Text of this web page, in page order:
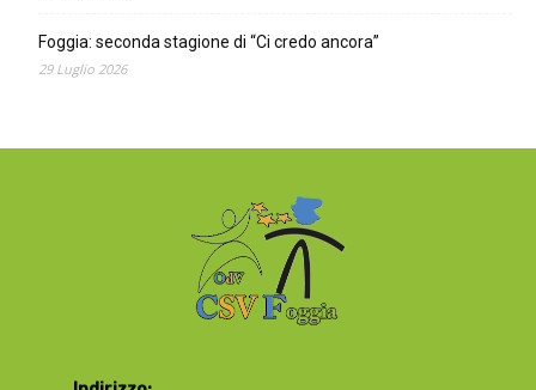
Foggia: seconda stagione di “Ci credo ancora”
29 Luglio 2026